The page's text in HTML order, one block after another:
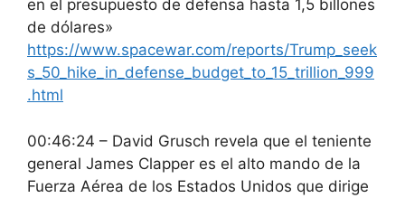
en el presupuesto de defensa hasta 1,5 billones
de dólares»
https://www.spacewar.com/reports/Trump_seek
s_50_hike_in_defense_budget_to_15_trillion_999
.html
00:46:24 – David Grusch revela que el teniente
general James Clapper es el alto mando de la
Fuerza Aérea de los Estados Unidos que dirige